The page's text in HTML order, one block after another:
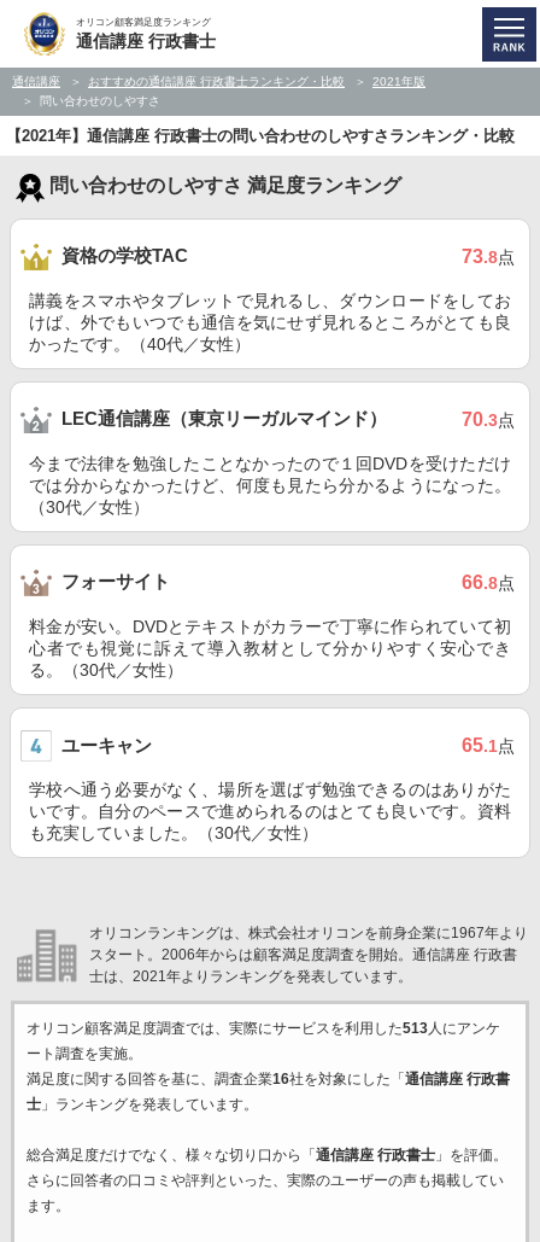
オリコン顧客満足度ランキング
通信講座 行政書士
通信講座 おすすめの通信講座 行政書士ランキング・比較
2021年版
問い合わせのしやすさ
【2021年】通信講座 行政書士の問い合わせのしやすさランキング・比較
問い合わせのしやすさ 満足度ランキング
資格の学校TAC 73.8点
講義をスマホやタブレットで見れるし、ダウンロードをしてお
けば、外でもいつでも通信を気にせず見れるところがとても良
かったです。（40代／女性）
LEC通信講座（東京リーガルマインド） 70.3点
今まで法律を勉強したことなかったので１回DVDを受けただけ
では分からなかったけど、何度も見たら分かるようになった。
（30代／女性）
フォーサイト 66.8点
料金が安い。DVDとテキストがカラーで丁寧に作られていて初
心者でも視覚に訴えて導入教材として分かりやすく安心でき
る。（30代／女性）
ユーキャン 65.1点
学校へ通う必要がなく、場所を選ばず勉強できるのはありがた
いです。自分のペースで進められるのはとても良いです。資料
も充実していました。（30代／女性）
オリコンランキングは、株式会社オリコンを前身企業に1967年より
スタート。2006年からは顧客満足度調査を開始。通信講座 行政書
士は、2021年よりランキングを発表しています。
オリコン顧客満足度調査では、実際にサービスを利用した513人にアンケ
ート調査を実施。
満足度に関する回答を基に、調査企業16社を対象にした「 通信講座 行政書
士」ランキングを発表しています。
総合満足度だけでなく、様々な切り口から「 通信講座 行政書士」を評価。
さらに回答者の口コミや評判といった、実際のユーザーの声も掲載してい
ます。